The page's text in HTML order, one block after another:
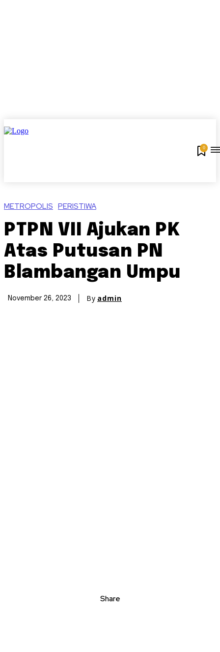
0
METROPOLIS PERISTIWA
PTPN VII Ajukan PK
Atas Putusan PN
Blambangan Umpu
November 26, 2023 By admin
Share